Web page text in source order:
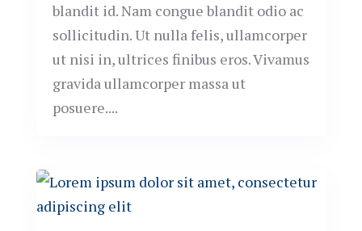
blandit id. Nam congue blandit odio ac
sollicitudin. Ut nulla felis, ullamcorper
ut nisi in, ultrices finibus eros. Vivamus
gravida ullamcorper massa ut
posuere....